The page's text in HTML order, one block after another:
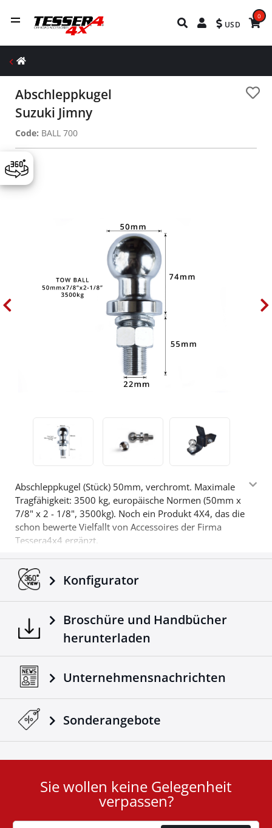
USD
0
Abschleppkugel
Suzuki Jimny
Code: BALL 700
Abschleppkugel (Stück) 50mm, verchromt. Maximale
Tragfähigkeit: 3500 kg, europäische Normen (50mm x
7/8" x 2 - 1/8", 3500kg). Noch ein Produkt 4X4, das die
schon bewerte Vielfallt von Accessoires der Firma
Tessera4x4 ergänzt.
Konfigurator
Broschüre und Handbücher
herunterladen
Unternehmensnachrichten
Sonderangebote
Cookie
Sie wollen keine Gelegenheit
verpassen?